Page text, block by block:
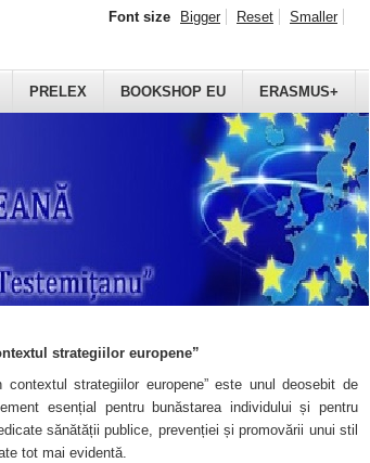
PRELEX BOOKSHOP EU ERASMUS+
Font size Bigger Reset Smaller
strategiilor europene”
strategiilor europene” este unul deosebit de
esențial pentru bunăstarea individului și pentru
sănătății publice, prevenției și promovării unui stil
tot mai evidentă.